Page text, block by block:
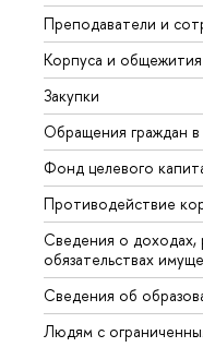
Преподаватели и
Корпуса и общежития
Закупки
Обращения граждан
Фонд целевого
Противодействие
Сведения о доходах,
обязательствах
Сведения об
Людям с